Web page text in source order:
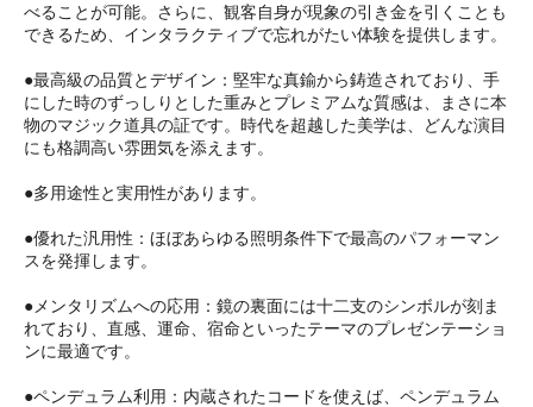
べることが可能。さらに、観客自身が現象の引き金を引くことも
できるため、インタラクティブで忘れがたい体験を提供します。
●最高級の品質とデザイン：堅牢な真鍮から鋳造されており、手
にした時のずっしりとした重みとプレミアムな質感は、まさに本
物のマジック道具の証です。時代を超越した美学は、どんな演目
にも格調高い雰囲気を添えます。
●多用途性と実用性があります。
●優れた汎用性：ほぼあらゆる照明条件下で最高のパフォーマン
スを発揮します。
●メンタリズムへの応用：鏡の裏面には十二支のシンボルが刻ま
れており、直感、運命、宿命といったテーマのプレゼンテーショ
ンに最適です。
●ペンデュラム利用：内蔵されたコードを使えば、ペンデュラム